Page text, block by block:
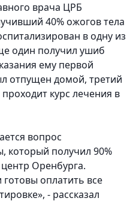
врача ЦРБ
40% ожогов тела
в одну из
один получил ушиб
ему первой
отпущен домой, третий
курс лечения в
вопрос
который получил 90%
Оренбурга.
оплатить все
- рассказал